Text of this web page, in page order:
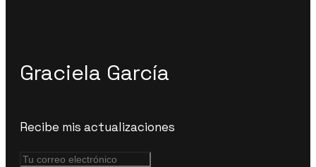
Graciela García
Recibe mis actualizaciones